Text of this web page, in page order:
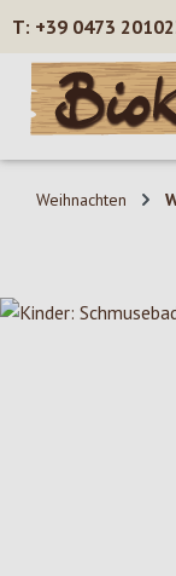
Zum Hauptinhalt
+39 0473
Weihnachten
Bildergalerie